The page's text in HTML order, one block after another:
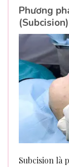
Phương
(Subcision)
Subcision là